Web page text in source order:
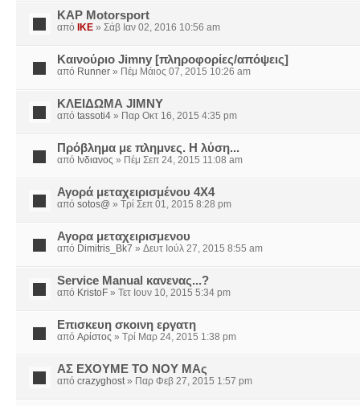
KAP Motorsport
από IKE » Σάβ Ιαν 02, 2016 10:56 am
Καινούριο Jimny [πληροφορίες/απόψεις]
από Runner » Πέμ Μάιος 07, 2015 10:26 am
ΚΛΕΙΔΩΜΑ JIMNY
από tassoti4 » Παρ Οκτ 16, 2015 4:35 pm
Πρόβλημα με πλημνες. Η λύση...
από Ινδιανος » Πέμ Σεπ 24, 2015 11:08 am
Αγορά μεταχειρισμένου 4Χ4
από sotos@ » Τρί Σεπ 01, 2015 8:28 pm
Αγορα μεταχειρισμενου
από Dimitris_Bk7 » Δευτ Ιούλ 27, 2015 8:55 am
Service Manual κανενας...?
από KristoF » Τετ Ιουν 10, 2015 5:34 pm
Επισκευη σκοινη εργατη
από Αρίστος » Τρί Μαρ 24, 2015 1:38 pm
ΑΣ ΕΧΟΥΜΕ ΤΟ ΝΟΥ ΜΑς
από crazyghost» Παρ Φεβ 27, 2015 1:57 pm